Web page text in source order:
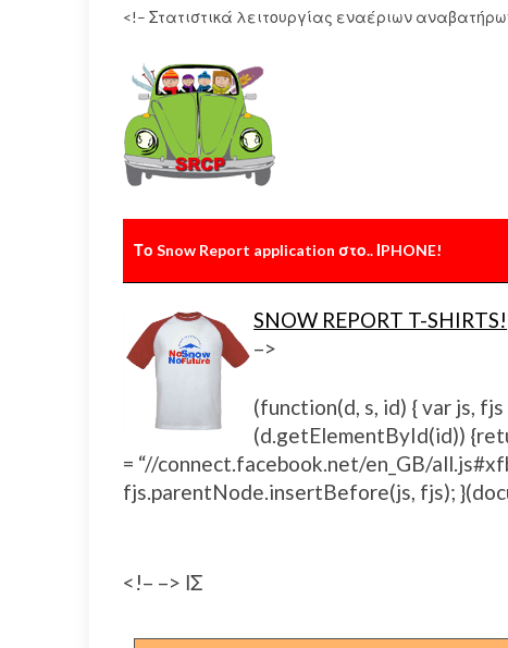
<!– Στατιστικά λειτουργίας εναέριων
Το Snow Report application στο.. ΙPHONE!
SNOW REPORT T-SHIRTS!
–>
(function(d, s, id) { var js,
(d.getElementById(id))
= “//connect.facebook.net/en_GB/
fjs.parentNode.insertBefore(js, fjs);
<!– –> ΙΣ